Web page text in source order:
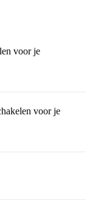
voor je
voor je